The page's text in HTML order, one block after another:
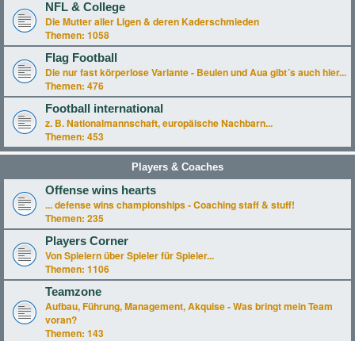
NFL & College
Die Mutter aller Ligen & deren Kaderschmieden
Themen: 1058
Flag Football
Die nur fast körperlose Variante - Beulen und Aua gibt´s auch hier...
Themen: 476
Football international
z. B. Nationalmannschaft, europäische Nachbarn...
Themen: 453
Players & Coaches
Offense wins hearts
... defense wins championships - Coaching staff & stuff!
Themen: 235
Players Corner
Von Spielern über Spieler für Spieler...
Themen: 1106
Teamzone
Aufbau, Führung, Management, Akquise - Was bringt mein Team
voran?
Themen: 143